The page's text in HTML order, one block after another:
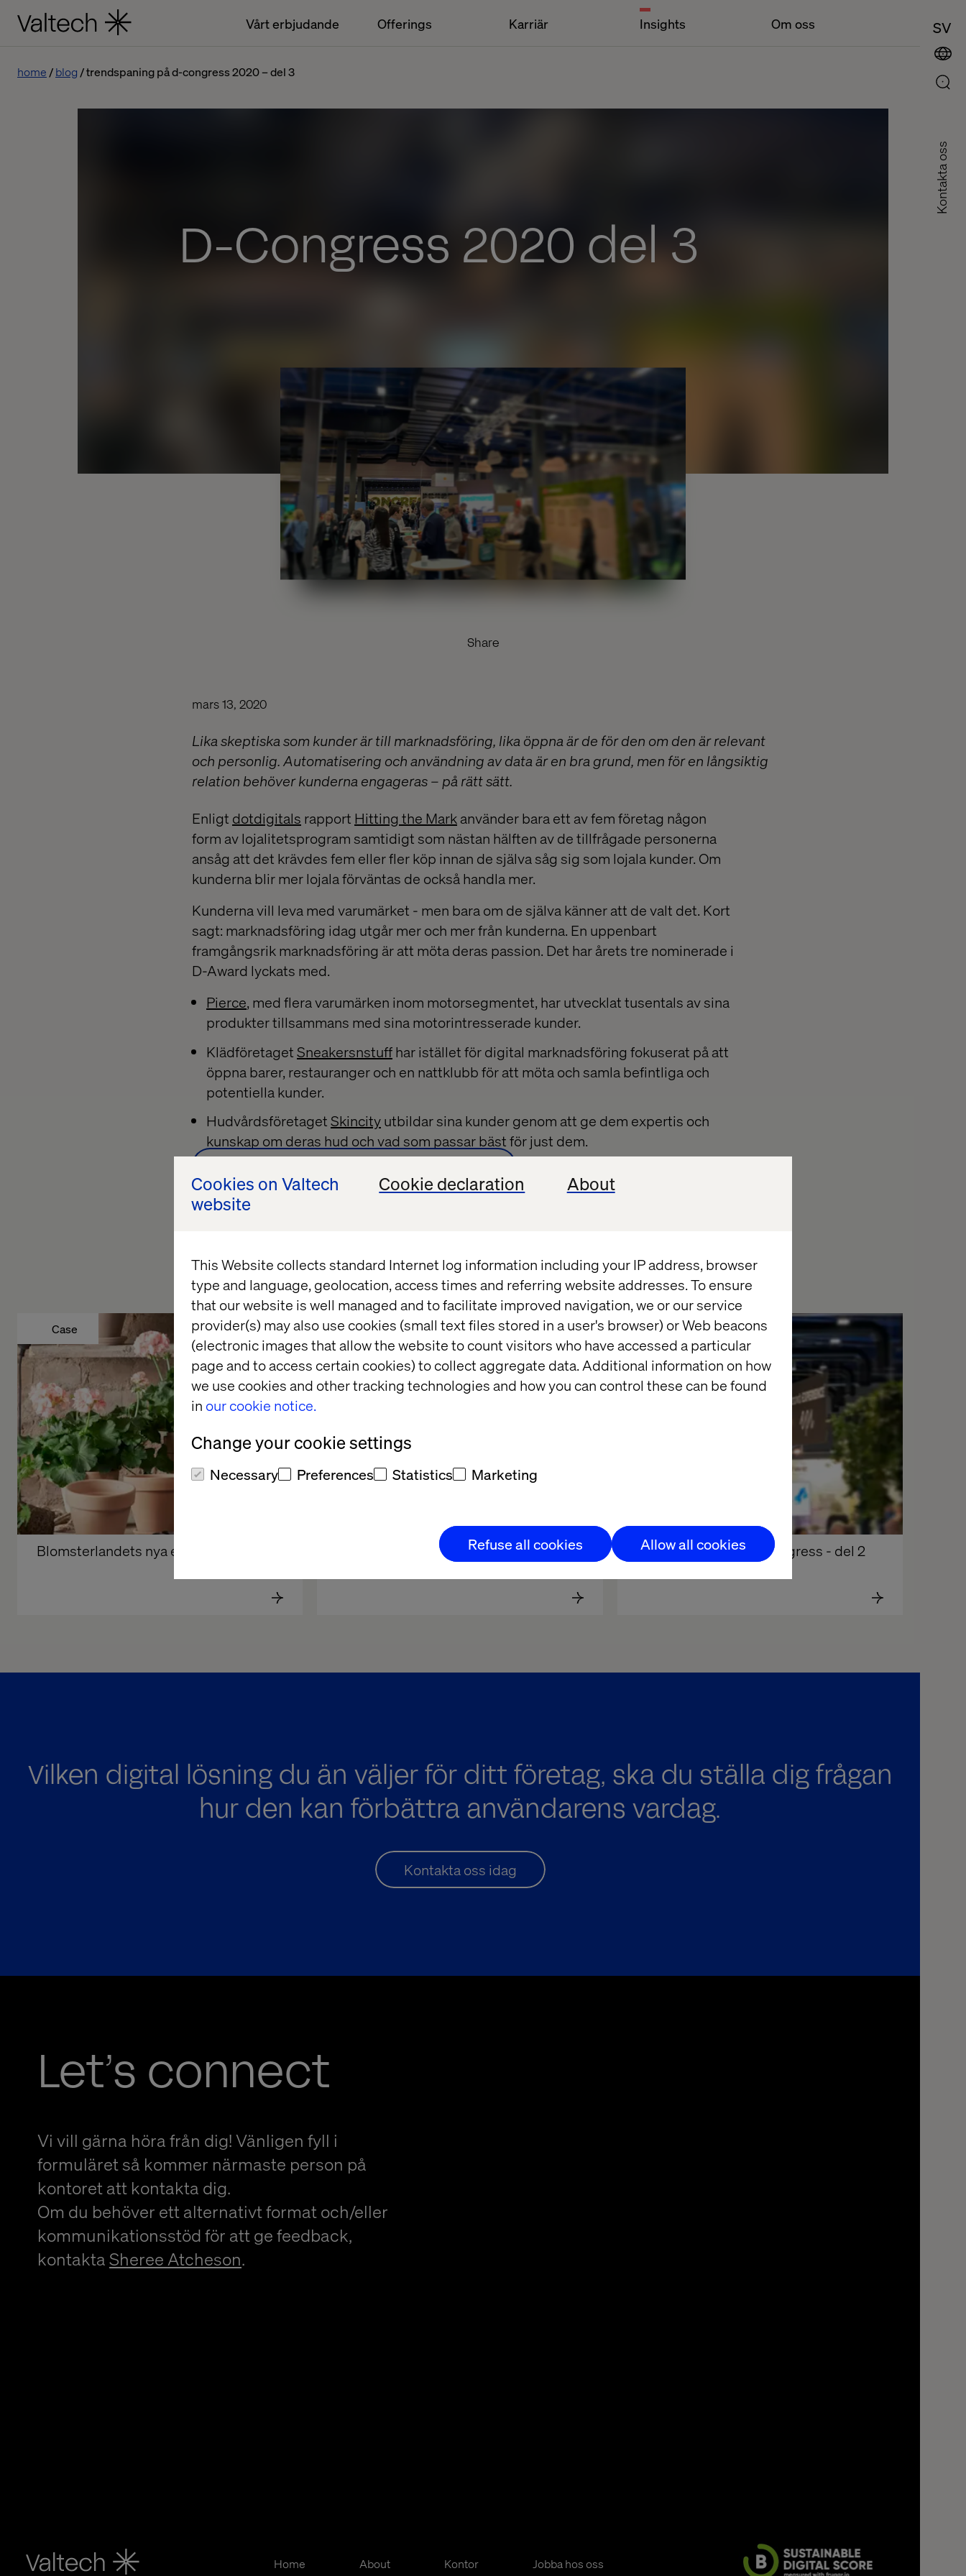
Cookies on Valtech
website
Cookie declaration About
This Website collects standard Internet log information including your IP address, browser
type and language, geolocation, access times and referring website addresses. To ensure
that our website is well managed and to facilitate improved navigation, we or our service
provider(s) may also use cookies (small text files stored in a user's browser) or Web beacons
(electronic images that allow the website to count visitors who have accessed a particular
page and to access certain cookies) to collect aggregate data. Additional information on how
we use cookies and other tracking technologies and how you can control these can be found
in our cookie notice.
Change your cookie settings
Necessary Preferences Statistics Marketing
Refuse all cookies Allow all cookies
Vårt erbjudande Offerings Karriär Insights Om oss SV
Kontakta oss
home blog trendspaning på d-congress 2020 – del 3
D-Congress 2020 del 3
Share
mars 13, 2020
Lika skeptiska som kunder är till marknadsföring, lika öppna är de för den om den är relevant
och personlig. Automatisering och användning av data är en bra grund, men för en långsiktig
relation behöver kunderna engageras – på rätt sätt.
Enligt dotdigitals rapport Hitting the Markanvänder bara ett av fem företag någon
form av lojalitetsprogram samtidigt som nästan hälften av de tillfrågade personerna
ansåg att det krävdes fem eller fler köp innan de själva såg sig som lojala kunder. Om
kunderna blir mer lojala förväntas de också handla mer.
Kunderna vill leva med varumärket - men bara om de själva känner att de valt det. Kort
sagt: marknadsföring idag utgår mer och mer från kunderna. En uppenbart
framgångsrik marknadsföring är att möta deras passion. Det har årets tre nominerade i
D-Award lyckats med.
Pierce, med flera varumärken inom motorsegmentet, har utvecklat tusentals av sina
produkter tillsammans med sina motorintresserade kunder.
KlädföretagetSneakersnstuffhar istället för digital marknadsföring fokuserat på att
öppna barer, restauranger och en nattklubb för att möta och samla befintliga och
potentiella kunder.
HudvårdsföretagetSkincityutbildar sina kunder genom att ge dem expertis och
kunskap om deras hud och vad som passar bäst för just dem.
Case
Blomsterlandets nya e-handel
Blogg
Trendspaning på D-Congress – del 1
Blogg
Trendspaning på D-Congress - del 2
Vilken digital lösning du än väljer för ditt företag, ska du ställa dig frågan
hur den kan förbättra användarens vardag.
Kontakta oss idag
Let’s connect
Vi vill gärna höra från dig! Vänligen fyll i
formuläret så kommer närmaste person på
kontoret att kontakta dig.
Om du behöver ett alternativt format och/eller
kommunikationsstöd för att ge feedback,
kontaktaSheree Atcheson.
Home About Kontor Jobba hos oss